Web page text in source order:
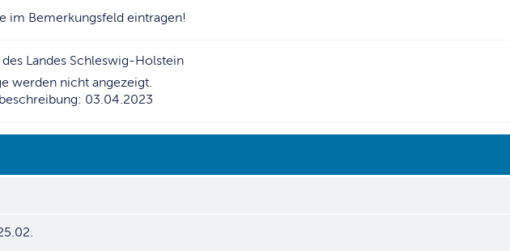
im Bemerkungsfeld eintragen!
Landes Schleswig-Holstein
werden nicht angezeigt.
03.04.2023